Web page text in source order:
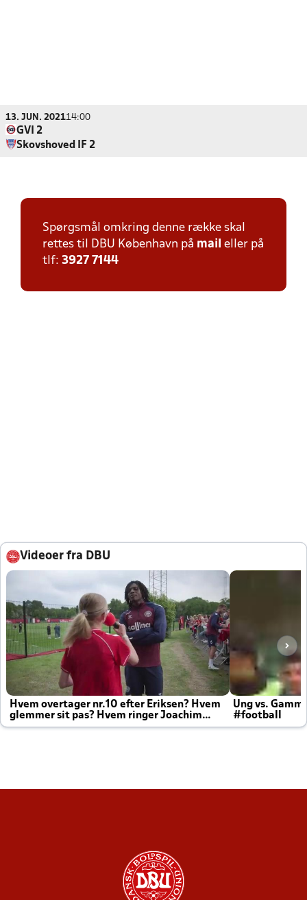
13. JUN. 202114:00
GVI 2
Skovshoved IF 2
Spørgsmål omkring denne række skal
rettes til DBU København på mail eller på
tlf: 3927 7144
Videoer fra DBU
Hvem overtager nr.10 efter Eriksen? Hvem
glemmer sit pas? Hvem ringer Joachim
altid til efter kampe?
Ung vs.
#football